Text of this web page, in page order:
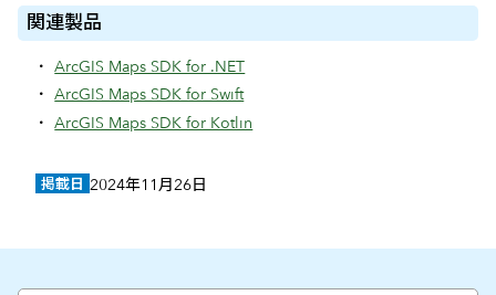
関連製品
ArcGIS Maps SDK for .NET
ArcGIS Maps SDK for Swift
ArcGIS Maps SDK for Kotlin
掲載日 2024年11月26日